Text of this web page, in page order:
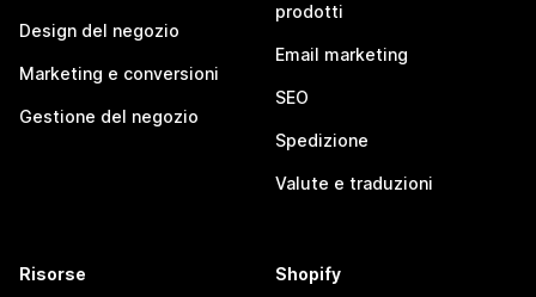
Design del negozio
Marketing e conversioni
Gestione del negozio
prodotti
Email marketing
SEO
Spedizione
Valute e traduzioni
Risorse Shopify